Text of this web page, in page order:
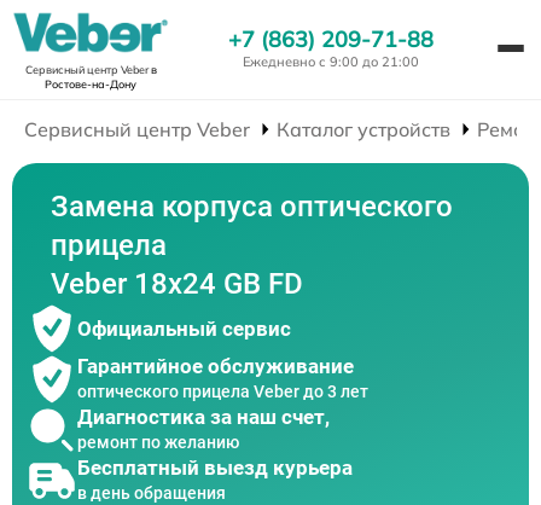
Сервисный центр Veberв
Ростове-на-Дону
+7 (863) 209-71-88
Ежедневно с 9:00 до 21:00
Сервисный центр Veber Каталог устройств
Замена корпуса оптического
прицела
Veber 18x24 GB FD
Официальный сервис
Гарантийное обслуживание
оптического прицела Veber до 3 лет
Диагностика за наш счет,
ремонт по желанию
Бесплатный выезд курьера
в день обращения